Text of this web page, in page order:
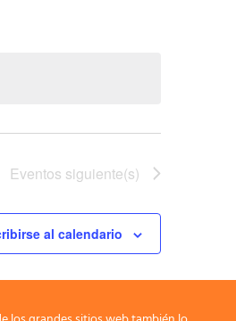
Eventos siguiente(s)
al calendario